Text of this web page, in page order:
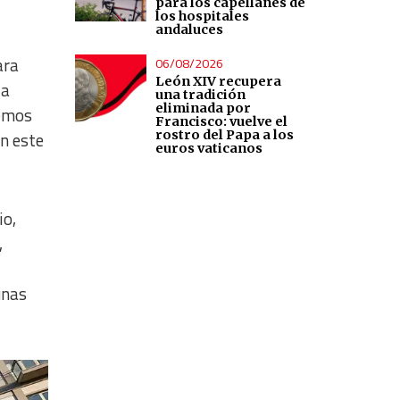
este
los hospitales
andaluces
06/08/2026
León XIV recupera
una tradición
eliminada por
Francisco: vuelve el
rostro del Papa a los
euros vaticanos